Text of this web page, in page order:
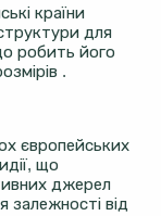
країни
для
робить його
.
європейських
що
джерел
залежності від